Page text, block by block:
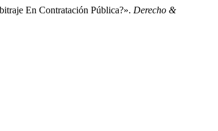
En Contratación Pública?». Derecho &